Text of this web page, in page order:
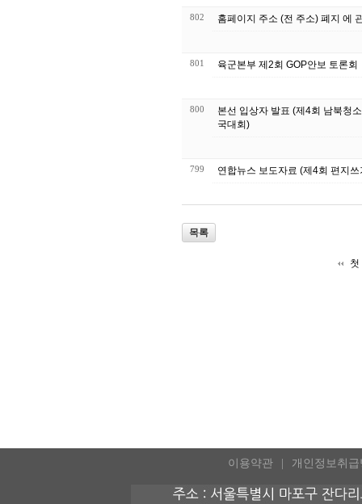
802 홈페이지 주소 (전 주소) 폐지 에
801 육군본부 제2회 GOP안보 토론회
800
본선 입상자 발표 (제4회 남북청
국대회)
799 연합뉴스 보도자료 (제4회 편지쓰
목록
첫
이용약관 개인정보취급